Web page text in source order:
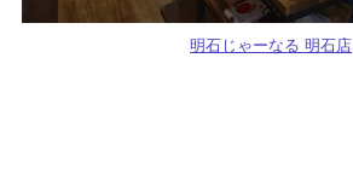
明石じゃーなる 明石店